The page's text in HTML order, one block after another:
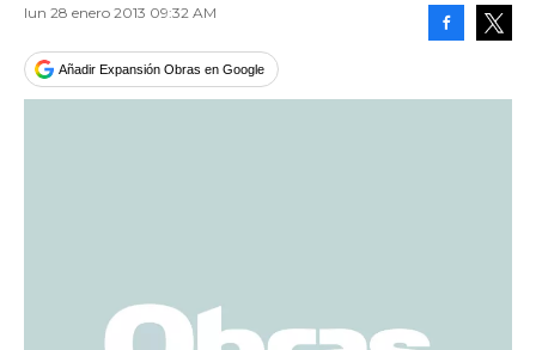
lun 28 enero 2013 09:32 AM
Añadir Expansión Obras en Google